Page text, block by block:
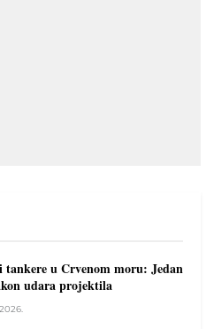
u Crvenom moru: Jedan
udara projektila